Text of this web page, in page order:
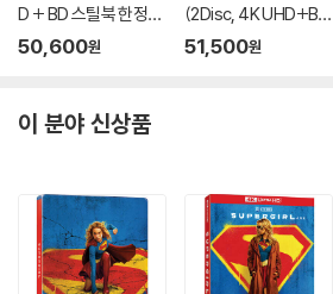
D + BD 스틸북 한정
판) (펀치) : 블루레이
50,600원
(2Disc, 4K UHD+BD
렌티큘러 풀슬립 B1 스
51,500원
이 분야 신상품